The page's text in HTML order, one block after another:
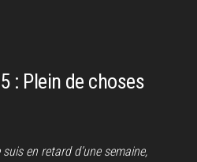
: Plein de choses
en retard d’une semaine,